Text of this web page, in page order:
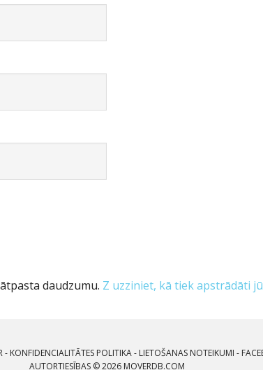
daudzumu. Z uzziniet, kā tiek apstrādāti
- KONFIDENCIALITĀTES POLITIKA- LIETOŠANAS NOTEIKUMI -
AUTORTIESĪBAS © 2026 MOVERDB.COM